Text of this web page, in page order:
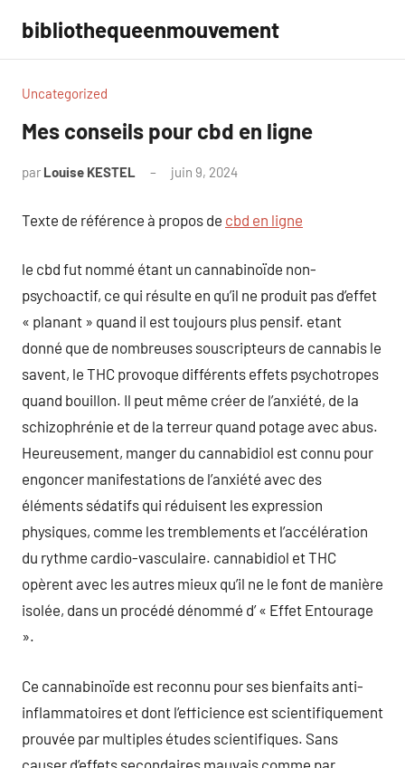
contenu
bibliothequeenmouvement
Uncategorized
Mes conseils pour cbd en ligne
par Louise KESTEL juin 9, 2024
Texte de référence à propos de cbd en ligne
le cbd fut nommé étant un cannabinoïde non-
psychoactif, ce qui résulte en qu’il ne produit pas d’effet
« planant » quand il est toujours plus pensif. etant
donné que de nombreuses souscripteurs de cannabis le
savent, le THC provoque différents effets psychotropes
quand bouillon. Il peut même créer de l’anxiété, de la
schizophrénie et de la terreur quand potage avec abus.
Heureusement, manger du cannabidiol est connu pour
engoncer manifestations de l’anxiété avec des
éléments sédatifs qui réduisent les expression
physiques, comme les tremblements et l’accélération
du rythme cardio-vasculaire. cannabidiol et THC
opèrent avec les autres mieux qu’il ne le font de manière
isolée, dans un procédé dénommé d’ « Effet Entourage
».
Ce cannabinoïde est reconnu pour ses bienfaits anti-
inflammatoires et dont l’efficience est scientifiquement
prouvée par multiples études scientifiques. Sans
causer d’effets secondaires mauvais comme par